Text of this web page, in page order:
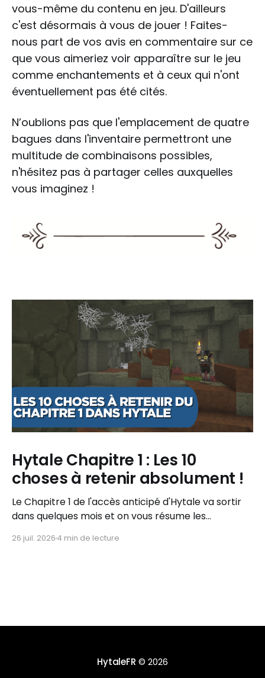
vous-même du contenu en jeu. D'ailleurs
c'est désormais à vous de jouer ! Faites-
nous part de vos avis en commentaire sur ce
que vous aimeriez voir apparaître sur le jeu
comme enchantements et à ceux qui n'ont
éventuellement pas été cités.
N’oublions pas que l'emplacement de quatre
bagues dans l'inventaire permettront une
multitude de combinaisons possibles,
n'hésitez pas à partager celles auxquelles
vous imaginez !
Hytale Chapitre 1 : Les 10
choses à retenir absolument !
Le Chapitre 1 de l'accès anticipé d'Hytale va sortir
dans quelques mois et on vous résume les
26 juil. 2026 4 min de lecture
HytaleFR © 2026